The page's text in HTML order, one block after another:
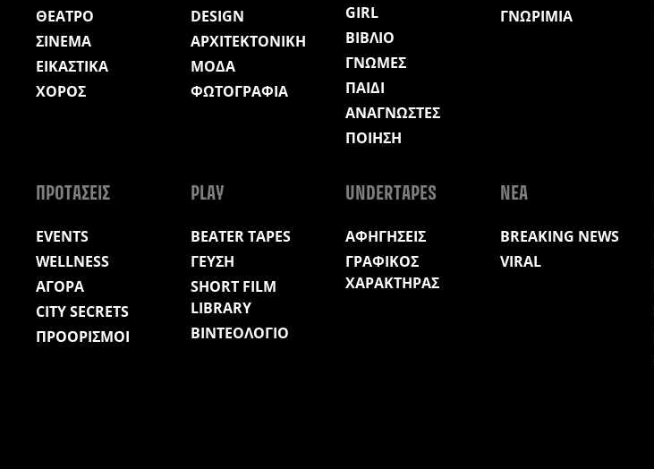
ΘΕΑΤΡΟ
ΣΙΝΕΜΑ
ΕΙΚΑΣΤΙΚΑ
ΧΟΡΟΣ
DESIGN
ΑΡΧΙΤΕΚΤΟΝΙΚΗ
ΜΟΔΑ
ΦΩΤΟΓΡΑΦΙΑ
GIRL
ΒΙΒΛΙΟ
ΓΝΩΜΕΣ
ΠΑΙΔΙ
ΑΝΑΓΝΩΣΤΕΣ
ΠΟΙΗΣΗ
ΓΝΩΡΙΜΙΑ
ΠΡΟΤΑΣΕΙΣ
EVENTS
WELLNESS
ΑΓΟΡΑ
CITY SECRETS
ΠΡΟΟΡΙΣΜΟΙ
PLAY
BEATER TAPES
ΓΕΥΣΗ
SHORT FILM
LIBRARY
ΒΙΝΤΕΟΛΟΓΙΟ
UNDERTAPES
ΑΦΗΓΗΣΕΙΣ
ΓΡΑΦΙΚΟΣ
ΧΑΡΑΚΤΗΡΑΣ
ΝΕΑ
BREAKING NEWS
VIRAL